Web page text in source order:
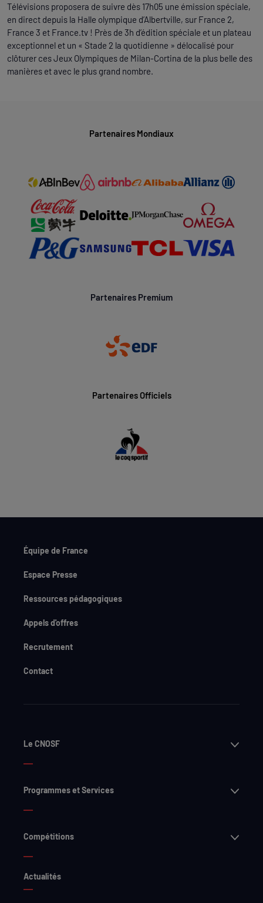
Télévisions proposera de suivre dès 17h05 une émission spéciale,
en direct depuis la Halle olympique d’Albertville, sur France 2,
France 3 et France.tv ! Près de 3h d’édition spéciale et un plateau
exceptionnel et un « Stade 2 la quotidienne » délocalisé pour
clôturer ces Jeux Olympiques de Milan-Cortina de la plus belle des
manières et avec le plus grand nombre.
Partenaires Mondiaux
Partenaires Premium
Partenaires Officiels
Équipe de France
Espace Presse
Ressources pédagogiques
Appels d'offres
Recrutement
Contact
Le CNOSF
Programmes et Services
Compétitions
Actualités